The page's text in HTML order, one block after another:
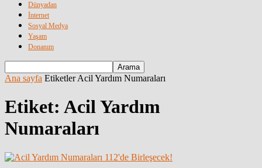
Dünyadan
İnternet
Sosyal Medya
Yaşam
Donanım
Ana sayfa Etiketler Acil Yardım Numaraları
Etiket: Acil Yardım
Numaraları